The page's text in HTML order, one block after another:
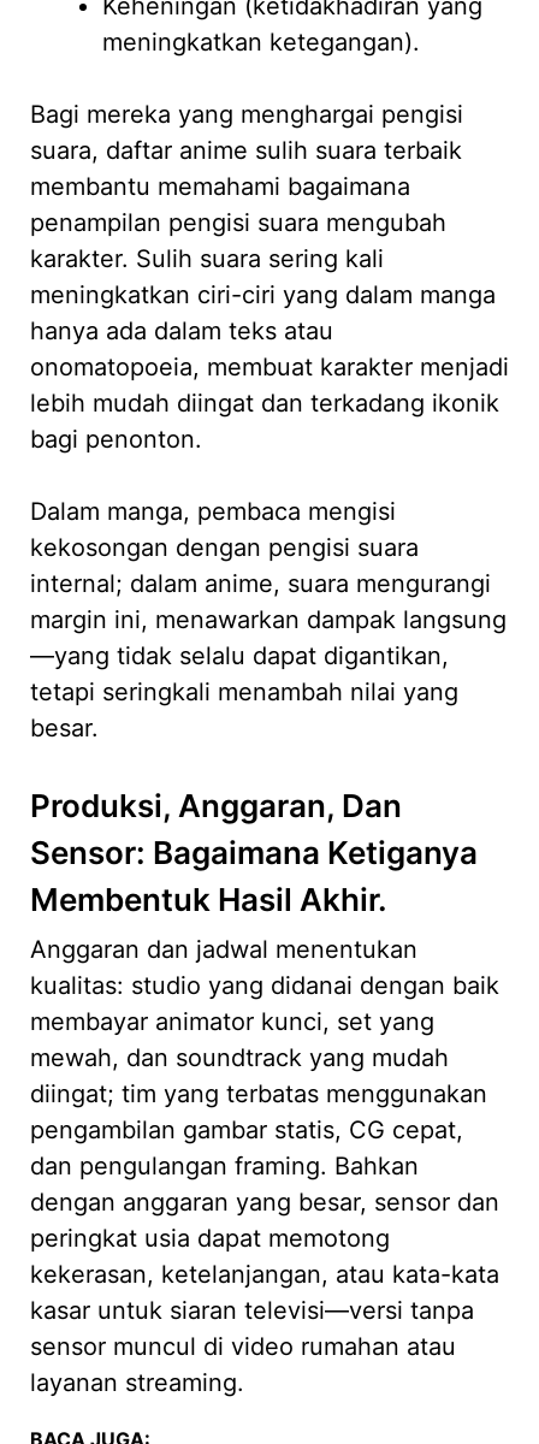
Keheningan (ketidakhadiran yang
meningkatkan ketegangan).
Bagi mereka yang menghargai pengisi
suara, daftar anime sulih suara terbaik
membantu memahami bagaimana
penampilan pengisi suara mengubah
karakter. Sulih suara sering kali
meningkatkan ciri-ciri yang dalam manga
hanya ada dalam teks atau
onomatopoeia, membuat karakter menjadi
lebih mudah diingat dan terkadang ikonik
bagi penonton.
Dalam manga, pembaca mengisi
kekosongan dengan pengisi suara
internal; dalam anime, suara mengurangi
margin ini, menawarkan dampak langsung
—yang tidak selalu dapat digantikan,
tetapi seringkali menambah nilai yang
besar.
Produksi, Anggaran, Dan
Sensor: Bagaimana Ketiganya
Membentuk Hasil Akhir.
Anggaran dan jadwal menentukan
kualitas: studio yang didanai dengan baik
membayar animator kunci, set yang
mewah, dan soundtrack yang mudah
diingat; tim yang terbatas menggunakan
pengambilan gambar statis, CG cepat,
dan pengulangan framing. Bahkan
dengan anggaran yang besar, sensor dan
peringkat usia dapat memotong
kekerasan, ketelanjangan, atau kata-kata
kasar untuk siaran televisi—versi tanpa
sensor muncul di video rumahan atau
layanan streaming.
BACA JUGA: